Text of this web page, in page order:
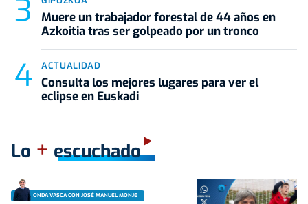
Muere un trabajador forestal de 44 años en
Azkoitia tras ser golpeado por un tronco
ACTUALIDAD
Consulta los mejores lugares para ver el
eclipse en Euskadi
Lo + escuchado
ONDA VASCA CON JOSÉ MANUEL MONJE